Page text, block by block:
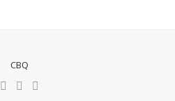
CBQ